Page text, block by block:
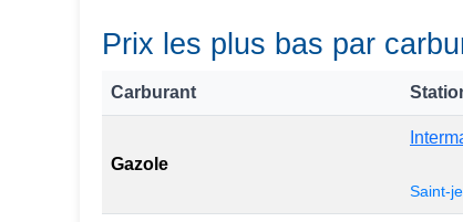
Prix les plus bas par
Carburant
Gazole
Saint-